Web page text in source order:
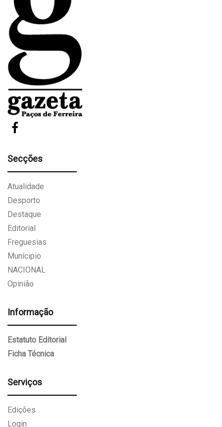
Secções
Atualidade
Desporto
Destaque
Editorial
Freguesias
Munícipio
NACIONAL
Opinião
Informação
Estatuto Editorial
Ficha Técnica
Serviços
Edições
Login